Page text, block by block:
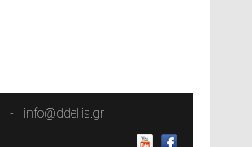
info@ddellis.gr